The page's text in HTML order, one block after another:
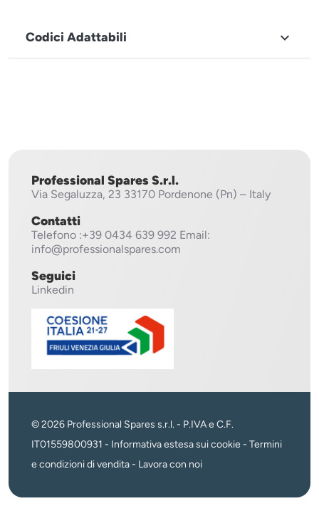
Codici Adattabili 
Professional Spares S.r.l.
Via Segaluzza, 23 33170 Pordenone (Pn) – Italy
Contatti
Telefono :+39 0434 639 992 Email:
info@professionalspares.com
Seguici
Linkedin
© 2026 Professional Spares s.r.l. - P.IVA e C.F.
IT01559800931 - Informativa estesa sui cookie - Termini
e condizioni di vendita- Lavora con noi